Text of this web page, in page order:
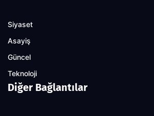
Siyaset
Asayiş
Güncel
Teknoloji
Diğer Bağlantılar